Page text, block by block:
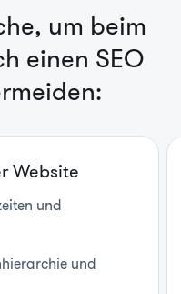
um beim
einen SEO
Website
und
und